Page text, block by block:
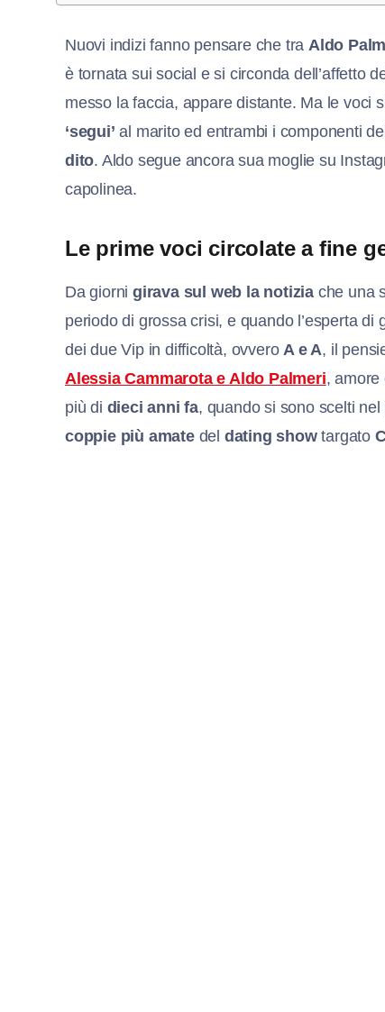
Nuovi indizi fanno pensare che tra Aldo
è tornata sui social e si circonda dell’affetto
messo la faccia, appare distante. Ma le voci
‘segui’ al marito ed entrambi i componenti
dito. Aldo segue ancora sua moglie su
capolinea.
Le prime voci circolate a fine
Da giorni girava sul web la notizia che una
periodo di grossa crisi, e quando l’esperta di
dei due Vip in difficoltà, ovvero A e A, il
Alessia Cammarota e Aldo Palmeri, amore
più di dieci anni fa, quando si sono scelti
coppie più amatedel dating showtargato